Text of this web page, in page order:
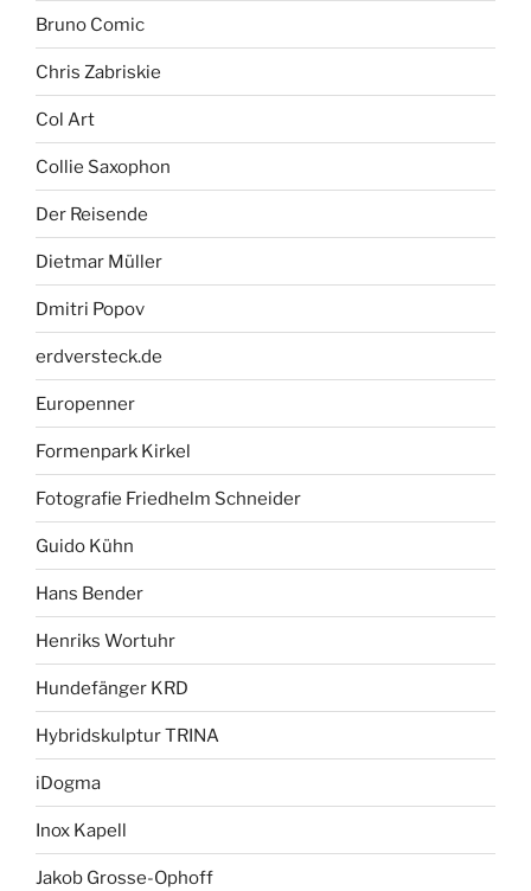
Bruno Comic
Chris Zabriskie
Col Art
Collie Saxophon
Der Reisende
Dietmar Müller
Dmitri Popov
erdversteck.de
Europenner
Formenpark Kirkel
Fotografie Friedhelm Schneider
Guido Kühn
Hans Bender
Henriks Wortuhr
Hundefänger KRD
Hybridskulptur TRINA
iDogma
Inox Kapell
Jakob Grosse-Ophoff